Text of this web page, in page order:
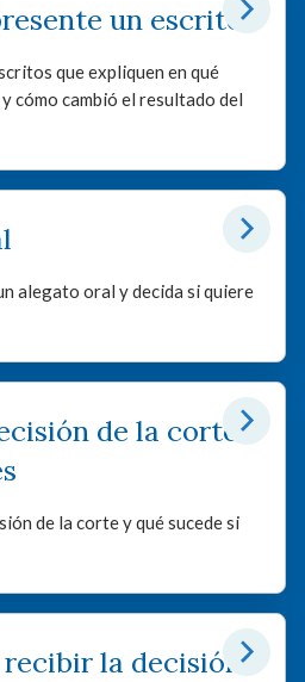
un escrito
que expliquen en qué
cómo cambió el resultado del
alegato oral y decida si quiere
de la corte
de la corte y qué sucede si
recibir la decisión